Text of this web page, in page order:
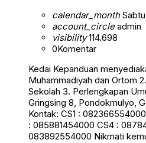
calendar_month
account_circleadmin
visibility114.698
0Komentar
Kedai Kepanduan
Muhammadiyah dan Ortom
Sekolah 3. Perlengkapan
Gringsing 8, Pondokmulyo,
Kontak: CS1 :
: 085881454000 CS4 :
083892554000 Nikmati